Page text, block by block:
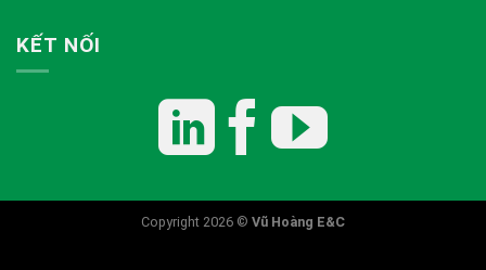
KẾT NỐI
Copyright 2026 © Vũ Hoàng E&C